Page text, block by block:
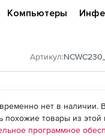
Компьютеры
Артикул:
нет в наличии.
похожие товары из этой
программное